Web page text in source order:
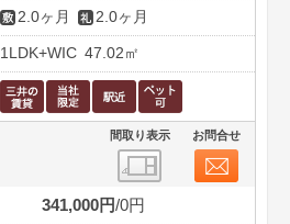
2.0ヶ月 2.0ヶ月
1LDK+WIC 47.02㎡
間取り表示 お問合せ
341,000円 0円